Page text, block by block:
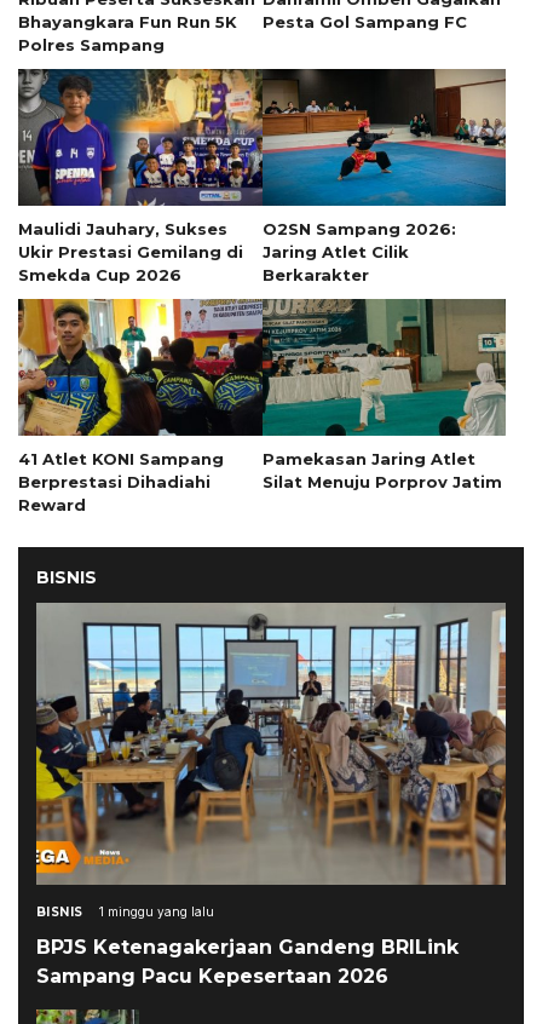
Bhayangkara Fun Run 5K
Polres Sampang
Pesta Gol Sampang FC
Maulidi Jauhary, Sukses
Ukir Prestasi Gemilang di
Smekda Cup 2026
O2SN Sampang 2026:
Jaring Atlet Cilik
Berkarakter
41 Atlet KONI Sampang
Berprestasi Dihadiahi
Reward
Pamekasan Jaring Atlet
Silat Menuju Porprov Jatim
BISNIS
BISNIS 1 minggu yang lalu
BPJS Ketenagakerjaan Gandeng BRILink
Sampang Pacu Kepesertaan 2026